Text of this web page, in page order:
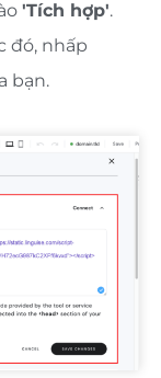
'Tích hợp'.
đó, nhấp
bạn.